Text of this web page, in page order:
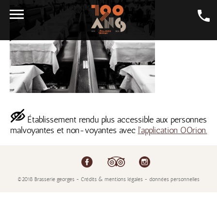
LA CARTE
LA BIÈRE
GALERIE
SALONS
LA BOUTIQUE
EMPLOI
Établissement rendu plus accessible aux personnes
malvoyantes et non-voyantes avec l'application OOrion.
©2018 Brasserie georges - Crédits & mentions légales - données personnelles